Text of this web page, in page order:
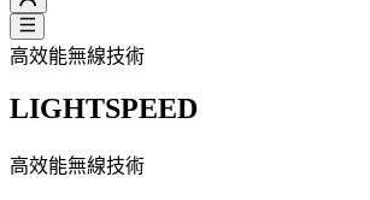
高效能無線技術
LIGHTSPEED
高效能無線技術